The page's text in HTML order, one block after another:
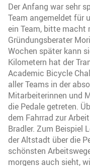
Der Anfang war sehr
Team angemeldet für
ein Team, bitte macht
Gründungsberater
Wochen später kann
Kilometern hat der
Academic Bicycle
aller Teams in der
Mitarbeiterinnen und
die Pedale getreten.
dem Fahrrad zur
Bradler. Zum Beispiel
der Altstadt über die
schönsten
morgens auch sieht,